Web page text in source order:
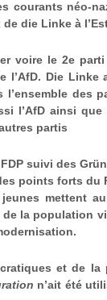
courants néo-
die Linke à
ervoire le 2e
l’AfD. Die
des
l’AfD ainsi
partis
suivi des
points forts
mettent
de la population
et de la
n’ait été